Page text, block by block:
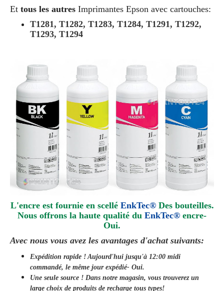
Et tous les autres Imprimantes Epson avec cartouches:
T1281, T1282, T1283, T1284, T1291, T1292,
T1293, T1294
L'encre est fournie en scellé EnkTec® Des bouteilles.
Nous offrons la haute qualité du EnkTec® encre-
Oui.
Avec nous vous avez les avantages d'achat suivants:
Expédition rapide ! Aujourd'hui jusqu'à 12:00 midi
commandé, le même jourexpédié- Oui.
Une seule source ! Dans notre magasin, vous trouverez un
large choix de produits de recharge tous types!